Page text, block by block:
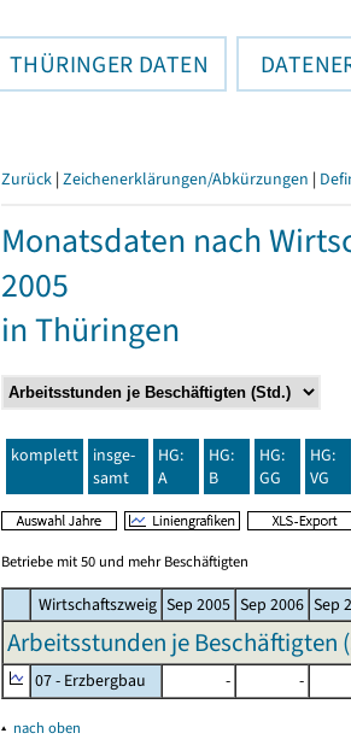
THÜRINGER DATEN
Zurück | Zeichenerklärungen/Abkürzungen |
Monatsdaten nach
2005
in Thüringen
komplett
insge-
samt
HG:
A
HG:
B
HG:
GG
HG:
VG
Betriebe mit 50 und mehr Beschäftigten
Wirtschaftszweig Sep 2005 Sep 2006 Sep
Arbeitsstunden je Beschäftigten
07 - Erzbergbau - -
▴ nach oben